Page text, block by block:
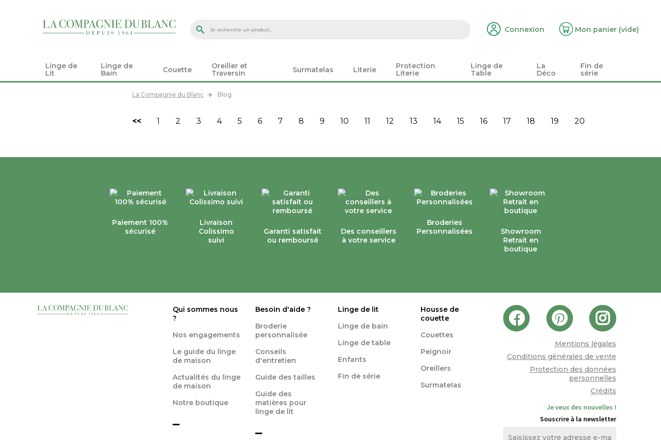
Connexion Mon panier (vide)
Linge de
Lit
Linge de
Bain
Couette
Oreiller et
Traversin
Surmatelas Literie
Protection
Literie
Linge de
Table
La
Déco
Fin de
série
La Compagnie du Blanc Blog
<< 1 2 3 4 5 6 7 8 9 10 11 12 13 14 15 16 17 18 19 20
Paiement 100%
sécurisé
Livraison
Colissimo
suivi
Garanti satisfait
ou remboursé
Des conseillers
à votre service
Broderies
Personnalisées
Showroom
Retrait en
boutique
Qui sommes nous
?
Nos engagements
Le guide du linge
de maison
Actualités du linge
de maison
Notre boutique
Besoin d'aide ?
Broderie
personnalisée
Conseils
d'entretien
Guide des tailles
Guide des
matières pour
linge de lit
Linge de lit
Linge de bain
Linge de table
Enfants
Fin de série
Housse de
couette
Couettes
Peignoir
Oreillers
Surmatelas
Mentions légales
Conditions générales de vente
Protection des données
personnelles
Crédits
Je veux des nouvelles !
Souscrire à la newsletter